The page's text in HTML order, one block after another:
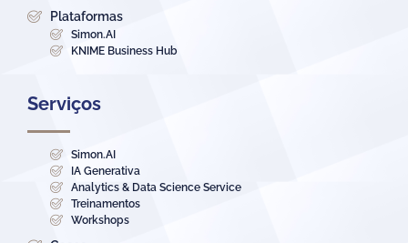
Plataformas
Simon.AI
KNIME Business Hub
Serviços
Simon.AI
IA Generativa
Analytics & Data Science Service
Treinamentos
Workshops